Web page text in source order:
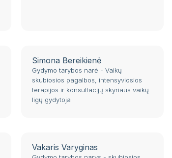
Simona Bereikienė
Gydymo tarybos narė - Vaikų
skubiosios pagalbos, intensyviosios
terapijos ir konsultacijų skyriaus vaikų
ligų gydytoja
Vakaris Varyginas